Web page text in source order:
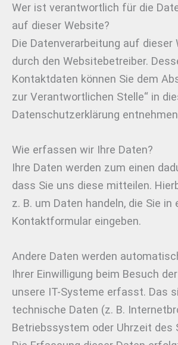
Wer ist verantwortlich für die
auf dieser Website?
Die Datenverarbeitung auf dieser
durch den Websitebetreiber.
Kontaktdaten können Sie dem
zur Verantwortlichen Stelle“ in
Datenschutzerklärung
Wie erfassen wir Ihre Daten?
Ihre Daten werden zum einen
dass Sie uns diese mitteilen.
z. B. um Daten handeln, die Sie in
Kontaktformular eingeben.
Andere Daten werden
Ihrer Einwilligung beim Besuch
unsere IT-Systeme erfasst. Das
technische Daten (z. B.
Betriebssystem oder Uhrzeit des